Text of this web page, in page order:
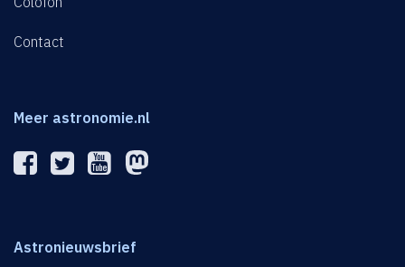
Contact
Meer astronomie.nl
Astronieuwsbrief